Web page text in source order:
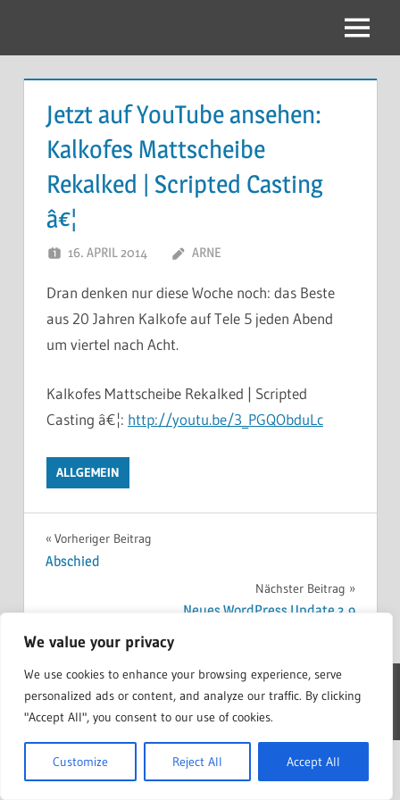
We value your privacy
We use cookies to enhance your browsing experience, serve
personalized ads or content, and analyze our traffic. By clicking
"Accept All", you consent to our use of cookies.
Customize Reject All Accept All
Menu
Jetzt auf YouTube ansehen:
Kalkofes Mattscheibe
Rekalked | Scripted Casting
â€¦
16. APRIL 2014 ARNE
Dran denken nur diese Woche noch: das Beste
aus 20 Jahren Kalkofe auf Tele 5 jeden Abend
um viertel nach Acht.
Kalkofes Mattscheibe Rekalked | Scripted
Casting â€¦: http://youtu.be/3_PGQObduLc
ALLGEMEIN
Beitragsnavigation
Vorheriger Beitrag
Abschied
Nächster Beitrag
Neues WordPress Update 3.9
WordPress Theme: Treville by ThemeZee.